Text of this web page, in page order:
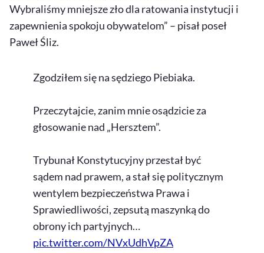
Wybraliśmy mniejsze zło dla ratowania instytucji i
zapewnienia spokoju obywatelom” – pisał poseł
Paweł Śliz.
Zgodziłem się na sędziego Piebiaka.
Przeczytajcie, zanim mnie osądzicie za
głosowanie nad „Hersztem”.
Trybunał Konstytucyjny przestał być
sądem nad prawem, a stał się politycznym
wentylem bezpieczeństwa Prawa i
Sprawiedliwości, zepsutą maszynką do
obrony ich partyjnych…
pic.twitter.com/NVxUdhVpZA